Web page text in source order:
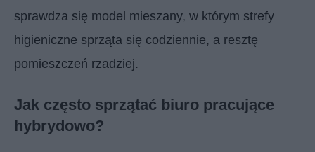
sprawdza się model mieszany, w którym strefy
higieniczne sprząta się codziennie, a resztę
pomieszczeń rzadziej.
Jak często sprzątać biuro pracujące
hybrydowo?